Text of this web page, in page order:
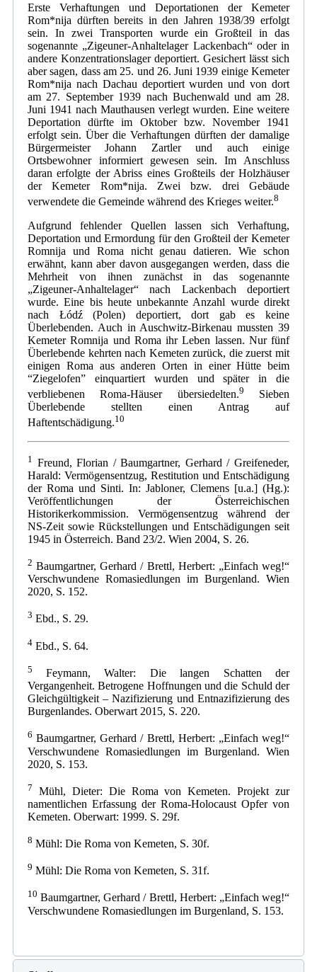
Erste Verhaftungen und Deportationen der Kemeter
Rom*nija dürften bereits in den Jahren 1938/39 erfolgt
sein. In zwei Transporten wurde ein Großteil in das
sogenannte „Zigeuner-Anhaltelager Lackenbach“ oder in
andere Konzentrationslager deportiert. Gesichert lässt sich
aber sagen, dass am 25. und 26. Juni 1939 einige Kemeter
Rom*nija nach Dachau deportiert wurden und von dort
am 27. September 1939 nach Buchenwald und am 28.
Juni 1941 nach Mauthausen verlegt wurden. Eine weitere
Deportation dürfte im Oktober bzw. November 1941
erfolgt sein. Über die Verhaftungen dürften der damalige
Bürgermeister Johann Zartler und auch einige
Ortsbewohner informiert gewesen sein. Im Anschluss
daran erfolgte der Abriss eines Großteils der Holzhäuser
der Kemeter Rom*nija. Zwei bzw. drei Gebäude
verwendete die Gemeinde während des Krieges weiter.8
Aufgrund fehlender Quellen lassen sich Verhaftung,
Deportation und Ermordung für den Großteil der Kemeter
Romnija und Roma nicht genau datieren. Wie schon
erwähnt, kann aber davon ausgegangen werden, dass die
Mehrheit von ihnen zunächst in das sogenannte
„Zigeuner-Anhaltelager“ nach Lackenbach deportiert
wurde. Eine bis heute unbekannte Anzahl wurde direkt
nach Łódź (Polen) deportiert, dort gab es keine
Überlebenden. Auch in Auschwitz-Birkenau mussten 39
Kemeter Romnija und Roma ihr Leben lassen. Nur fünf
Überlebende kehrten nach Kemeten zurück, die zuerst mit
einigen Roma aus anderen Orten in einer Hütte beim
“Ziegelofen” einquartiert wurden und später in die
verbliebenen Roma-Häuser übersiedelten.9
Sieben
Überlebende stellten einen Antrag auf
Haftentschädigung.10
1
Freund, Florian / Baumgartner, Gerhard / Greifeneder,
Harald: Vermögensentzug, Restitution und Entschädigung
der Roma und Sinti. In: Jabloner, Clemens [u.a.] (Hg.):
Veröffentlichungen der Österreichischen
Historikerkommission. Vermögensentzug während der
NS-Zeit sowie Rückstellungen und Entschädigungen seit
1945 in Österreich. Band 23/2. Wien 2004, S. 26.
2 Baumgartner, Gerhard / Brettl, Herbert: „Einfach weg!“
Verschwundene Romasiedlungen im Burgenland. Wien
2020, S. 152.
3 Ebd., S. 29.
4 Ebd., S. 64.
5 Feymann, Walter: Die langen Schatten der
Vergangenheit. Betrogene Hoffnungen und die Schuld der
Gleichgültigkeit – Nazifizierung und Entnazifizierung des
Burgenlandes. Oberwart 2015, S. 220.
6 Baumgartner, Gerhard / Brettl, Herbert: „Einfach weg!“
Verschwundene Romasiedlungen im Burgenland. Wien
2020, S. 153.
7
Mühl, Dieter: Die Roma von Kemeten. Projekt zur
namentlichen Erfassung der Roma-Holocaust Opfer von
Kemeten. Oberwart: 1999. S. 29f.
8 Mühl: Die Roma von Kemeten, S. 30f.
9 Mühl: Die Roma von Kemeten, S. 31f.
10 Baumgartner, Gerhard / Brettl, Herbert: „Einfach weg!“
Verschwundene Romasiedlungen im Burgenland, S. 153.